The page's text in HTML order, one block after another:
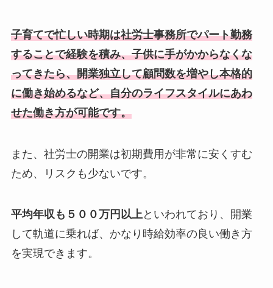
子育てで忙しい時期は社労士事務所でパート勤務
することで経験を積み、子供に手がかからなくな
ってきたら、開業独立して顧問数を増やし本格的
に働き始めるなど、自分のライフスタイルにあわ
せた働き方が可能です。
また、社労士の開業は初期費用が非常に安くすむ
ため、リスクも少ないです。
平均年収も５００万円以上といわれており、開業
して軌道に乗れば、かなり時給効率の良い働き方
を実現できます。